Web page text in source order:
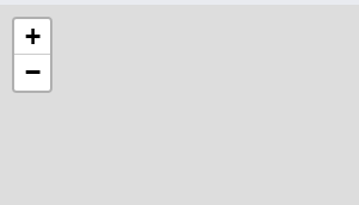
+
−